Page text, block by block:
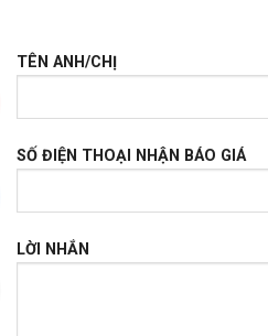
TÊN ANH/CHỊ
SỐ ĐIỆN THOẠI NHẬN BÁO GIÁ
LỜI NHẮN